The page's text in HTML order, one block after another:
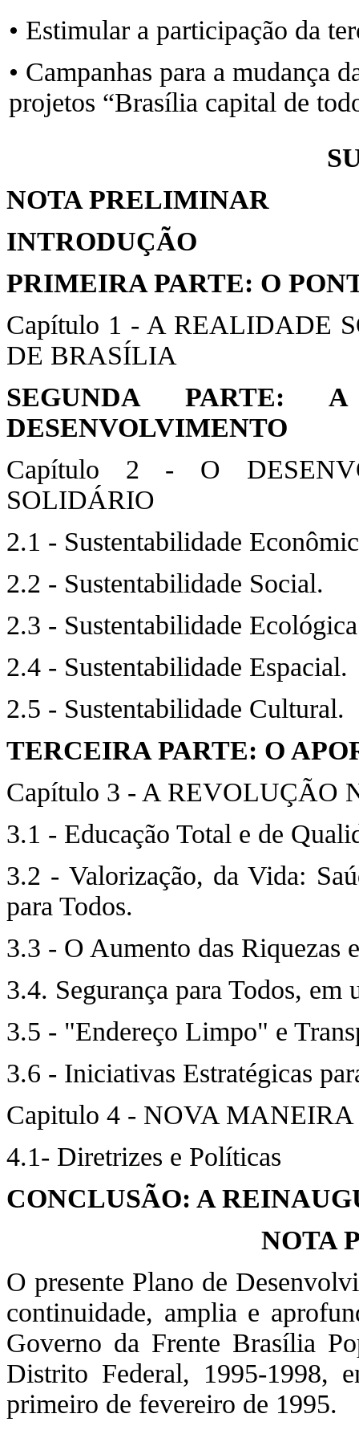
• Estimular a participação da
• Campanhas para a mudança
projetos “Brasília capital de
NOTA PRELIMINAR
INTRODUÇÃO
PRIMEIRA PARTE: O
Capítulo 1 - A REALIDADE
DE BRASÍLIA
SEGUNDA PARTE:
DESENVOLVIMENTO
Capítulo 2 - O
SOLIDÁRIO
2.1 - Sustentabilidade
2.2 - Sustentabilidade Social.
2.3 - Sustentabilidade
2.4 - Sustentabilidade Espacial.
2.5 - Sustentabilidade Cultural.
TERCEIRA PARTE: O
Capítulo 3 - A REVOLUÇÃO
3.1 - Educação Total e de
3.2 - Valorização, da Vida:
para Todos.
3.3 - O Aumento das Riquezas
3.4. Segurança para Todos, em
3.5 - "Endereço Limpo" e
3.6 - Iniciativas Estratégicas
Capitulo 4 - NOVA
4.1- Diretrizes e Políticas
CONCLUSÃO: A
NOTA
O presente Plano de
continuidade, amplia e
Governo da Frente Brasília
Distrito Federal, 1995-1998,
primeiro de fevereiro de 1995.